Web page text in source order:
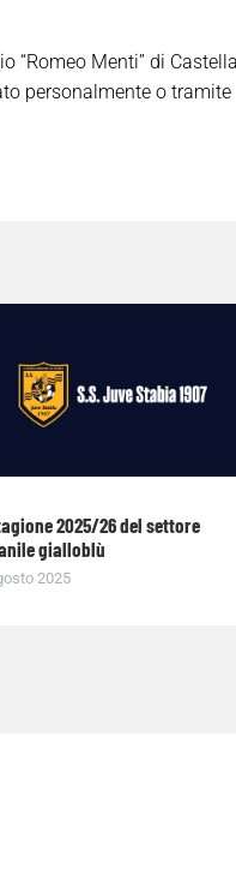
Menti” di
personalmente o tramite
2025/26 del settore
gialloblù
2025